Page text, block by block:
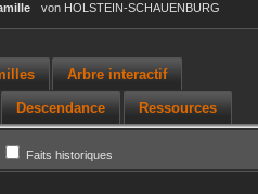
von HOLSTEIN-SCHAUENBURG
Arbre interactif
Descendance Ressources
Faits historiques